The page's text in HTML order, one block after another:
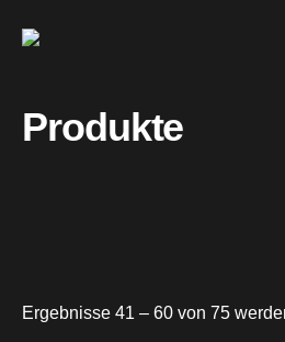
Produkte
Ergebnisse 41 – 60 von 75